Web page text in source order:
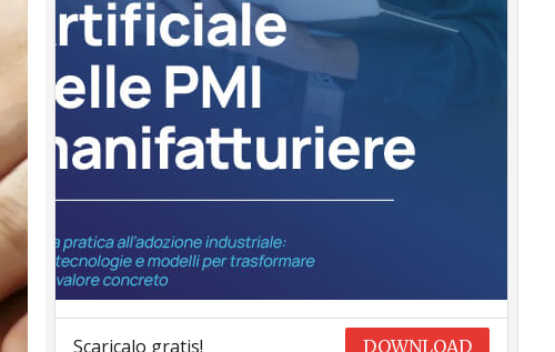
Scaricalo gratis! DOWNLOAD